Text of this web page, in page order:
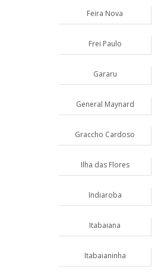
Feira Nova
Frei Paulo
Gararu
General Maynard
Graccho Cardoso
Ilha das Flores
Indiaroba
Itabaiana
Itabaianinha